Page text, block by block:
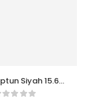
Siyah 15.6″
Çantası